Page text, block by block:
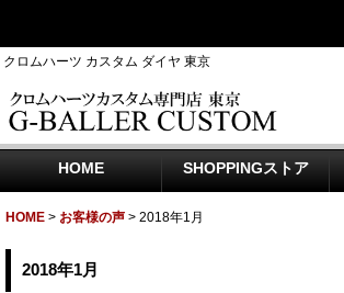
クロムハーツ カスタム ダイヤ 東京
HOME SHOPPINGストア
HOME > お客様の声 > 2018年1月
2018年1月